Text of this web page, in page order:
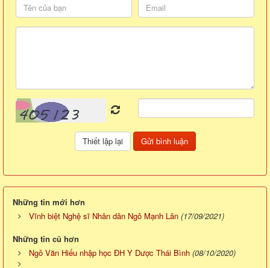
Những tin mới hơn
Vĩnh biệt Nghệ sĩ Nhân dân Ngô Mạnh Lân (17/09/2021)
Những tin cũ hơn
Ngô Văn Hiếu nhập học ĐH Y Dược Thái Bình (08/10/2020)